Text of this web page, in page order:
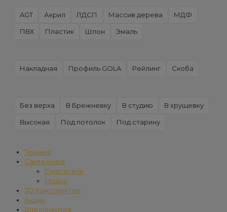
AGT Акрил ЛДСП Массив дерева МДФ
ПВХ Пластик Шпон Эмаль
Накладная Профиль GOLA Рейлинг Скоба
Без верха В Брежневку В студию В хрущевку
Высокая Под потолок Под старину
Техника
Сантехника
Смесители
Мойки
3D Конструктор
Акции
Для клиентов